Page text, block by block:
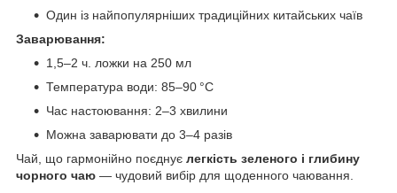
Один із найпопулярніших традиційних китайських чаїв
Заварювання:
1,5–2 ч. ложки на 250 мл
Температура води: 85–90 °C
Час настоювання: 2–3 хвилини
Можна заварювати до 3–4 разів
Чай, що гармонійно поєднує легкість зеленого і глибину
чорного чаю — чудовий вибір для щоденного чаювання.